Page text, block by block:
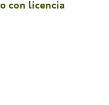
con licencia